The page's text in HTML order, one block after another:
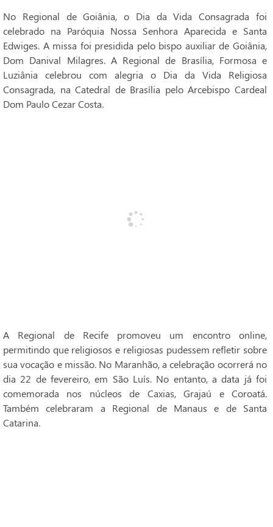
No Regional de Goiânia, o Dia da Vida Consagrada foi
celebrado na Paróquia Nossa Senhora Aparecida e Santa
Edwiges. A missa foi presidida pelo bispo auxiliar de Goiânia,
Dom Danival Milagres. A Regional de Brasília, Formosa e
Luziânia celebrou com alegria o Dia da Vida Religiosa
Consagrada, na Catedral de Brasília pelo Arcebispo Cardeal
Dom Paulo Cezar Costa.
A Regional de Recife promoveu um encontro online,
permitindo que religiosos e religiosas pudessem refletir sobre
sua vocação e missão. No Maranhão, a celebração ocorrerá no
dia 22 de fevereiro, em São Luís. No entanto, a data já foi
comemorada nos núcleos de Caxias, Grajaú e Coroatá.
Também celebraram a Regional de Manaus e de Santa
Catarina.